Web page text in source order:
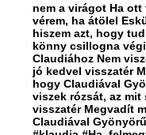
nem a virágot Ha
vérem, ha átölel
hiszem azt, hogy
könny csillogna
Claudiához Nem
jó kedvel visszatér
hogy Claudiával
viszek rózsát, az mit
visszatér Megvadít
Claudiával